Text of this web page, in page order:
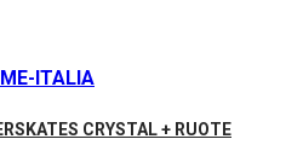
ITALIA
CRYSTAL + RUOTE